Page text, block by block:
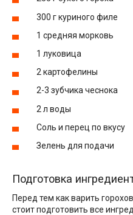
300 г куриного филе
1 средняя морковь
1 луковица
2 картофелины
2-3 зубчика чеснока
2 л воды
Соль и перец по вкусу
Зелень для подачи
Подготовка
Перед тем как варить
стоит подготовить все